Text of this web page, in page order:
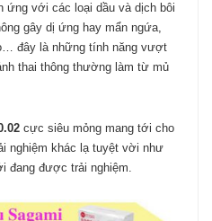
ứng với các loại dầu và dịch bôi
gây dị ứng hay mẩn ngứa,
đây là những tính năng vượt
thai thông thường làm từ mủ
cực siêu mỏng mang tới cho
nghiệm khác lạ tuyệt vời như
đang được trải nghiệm.